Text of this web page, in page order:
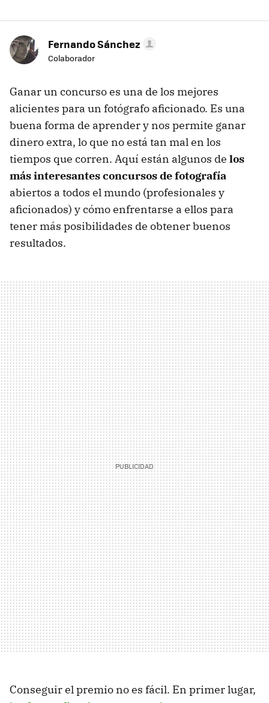
Fernando Sánchez
Colaborador
Ganar un concurso es una de los mejores
alicientes para un fotógrafo aficionado. Es una
buena forma de aprender y nos permite ganar
dinero extra, lo que no está tan mal en los
tiempos que corren. Aquí están algunos de los
más interesantes concursos de fotografía
abiertos a todos el mundo (profesionales y
aficionados) y cómo enfrentarse a ellos para
tener más posibilidades de obtener buenos
resultados.
Conseguir el premio no es fácil. En primer lugar,